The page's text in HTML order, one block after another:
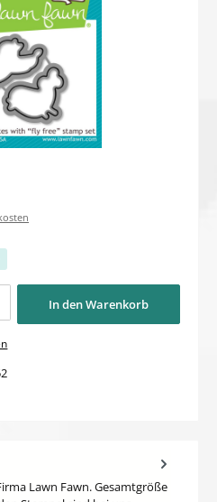
In den Warenkorb
Lawn Fawn. Gesamtgröße